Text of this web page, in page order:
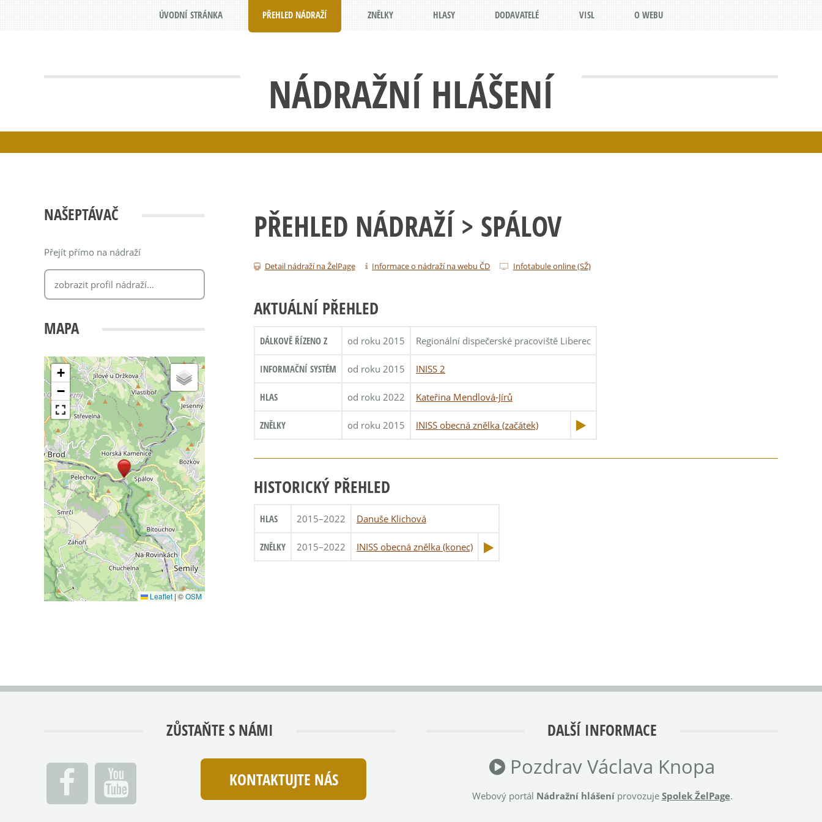
NÁDRAŽNÍ HLÁŠENÍ
ÚVODNÍ STRÁNKA PŘEHLED NÁDRAŽÍ ZNĚLKY HLASY DODAVATELÉ VISL O WEBU
NAŠEPTÁVAČ
Přejít přímo na nádraží
MAPA
+
−
Leaflet |©OSM
PŘEHLED NÁDRAŽÍ > SPÁLOV
Detail nádraží na ŽelPage Informace o nádraží na webu ČD Infotabule online (SŽ)
AKTUÁLNÍ PŘEHLED
DÁLKOVĚ ŘÍZENO Z od roku 2015 Regionální dispečerské pracoviště Liberec
INFORMAČNÍ SYSTÉM od roku 2015 INISS 2
HLAS od roku 2022 Kateřina Mendlová-Jírů
ZNĚLKY od roku 2015 INISS obecná znělka (začátek)
HISTORICKÝ PŘEHLED
HLAS 2015–2022 Danuše Klichová
ZNĚLKY 2015–2022 INISS obecná znělka (konec)
ZŮSTAŇTE S NÁMI
KONTAKTUJTE NÁS
DALŠÍ INFORMACE
Pozdrav Václava Knopa
Webový portál Nádražní hlášeníprovozuje Spolek ŽelPage.